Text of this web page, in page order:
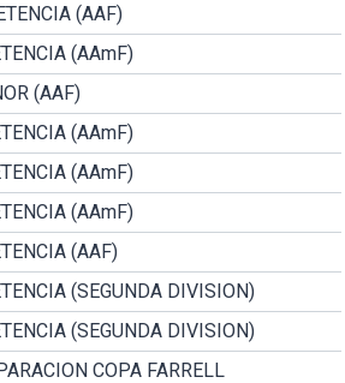
(AAF)
(AAmF)
(AAF)
(AAmF)
(AAmF)
(AAmF)
(AAF)
(SEGUNDA DIVISION)
(SEGUNDA DIVISION)
COPA FARRELL